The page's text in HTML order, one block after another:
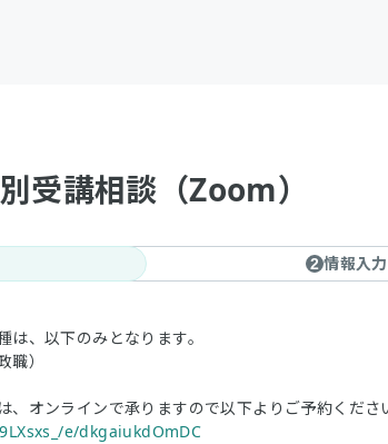
受講相談（Zoom）
2 情報入力
、以下のみとなります。
）
オンラインで承りますので以下よりご予約くださ
e/dkgaiukdOmDC